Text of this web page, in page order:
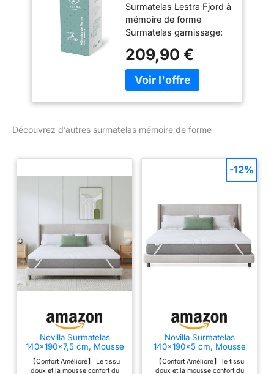
Forme (Surmatelas
mémoire de Forme
80x200 cm)
Surmatelas Lestra Fjord à
mémoire de forme
Surmatelas garnissage:
viscoélastique de 4 cm,
thermosensible à
mémoire de forme /
mousse à mémoire de
total une épaisseur de 6
Caractéristiques
techniques : Piquage
carreaux / Face anti-
dérapante 100%
Polyester / Finition forme
drap housse extensible
boite de présentation
LESTA FJORD /
Garnissage : Mousse de
viscoélastique de 4 cm,
209,90 €
Découvrez d’autres surmatelas mémoire de forme
Novilla Surmatelas
140x190x7,5 cm, Mousse
Mémoire Forme Gel,
Housse Lavable
【Confort Amélioré】 Le tissu
doux et la mousse confort du
Novilla Surmatelas
140x190x5 cm, Mousse
Mémoire Forme Gel,
Housse Lavable
【Confort Amélioré】 le tissu
doux et la mousse confort du
-12%